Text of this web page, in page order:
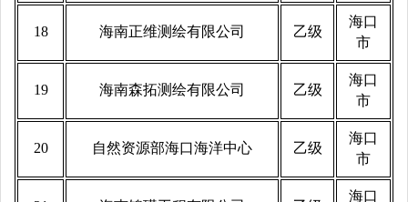
18 海南正维测绘有限公司 乙级
海口
市
19 海南森拓测绘有限公司 乙级
海口
市
20 自然资源部海口海洋中心 乙级
海口
市
海口